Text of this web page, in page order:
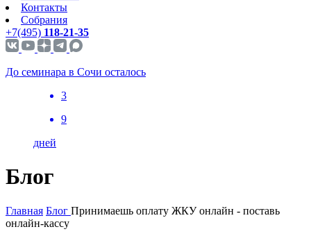
Контакты
Собрания
+7(495) 118-21-35
До семинара в Сочи осталось
3
9
дней
Блог
Главная Блог Принимаешь оплату ЖКУ онлайн - поставь
онлайн-кассу